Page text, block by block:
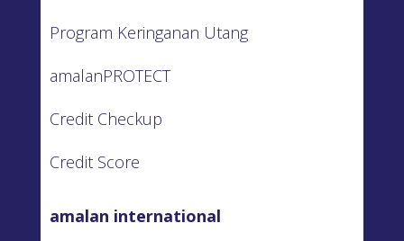
Program Keringanan Utang
amalanPROTECT
Credit Checkup
Credit Score
amalan international